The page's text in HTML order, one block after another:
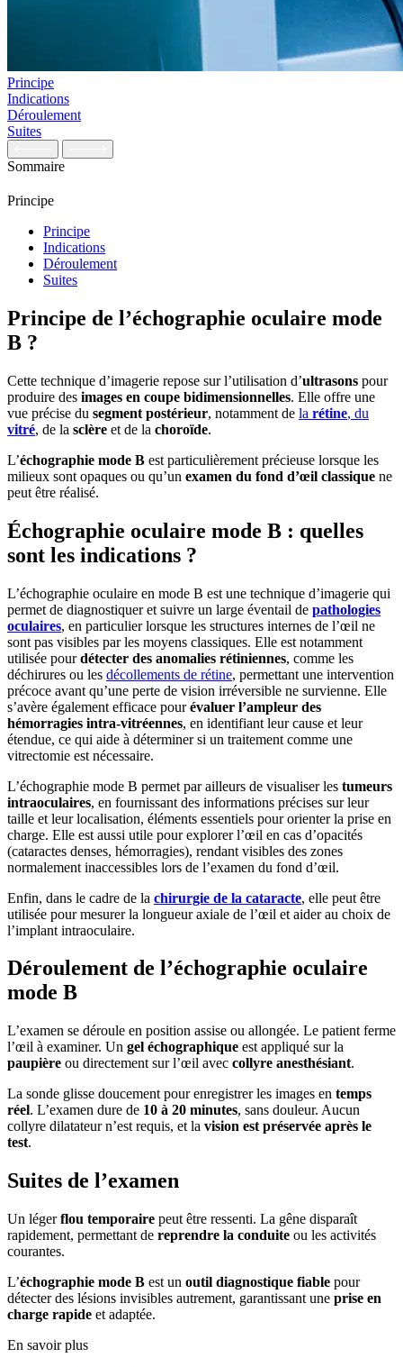
Principe
Indications
Déroulement
Suites
Sommaire
Principe
Principe
Indications
Déroulement
Suites
Principe de l’échographie oculaire mode
B ?
Cette technique d’imagerie repose sur l’utilisation d’ultrasons pour
produire des images en coupe bidimensionnelles. Elle offre une
vue précise du segment postérieur, notamment de la rétine, du
vitré, de la sclère et de la choroïde.
L’échographie mode B est particulièrement précieuse lorsque les
milieux sont opaques ou qu’un examen du fond d’œil classique ne
peut être réalisé.
Échographie oculaire mode B : quelles
sont les indications ?
L’échographie oculaire en mode B est une technique d’imagerie qui
permet de diagnostiquer et suivre un large éventail de pathologies
oculaires, en particulier lorsque les structures internes de l’œil ne
sont pas visibles par les moyens classiques. Elle est notamment
utilisée pourdétecter des anomalies rétiniennes, comme les
déchirures ou les décollements de rétine, permettant une intervention
précoce avant qu’une perte de vision irréversible ne survienne. Elle
s’avère également efficace pourévaluer l’ampleur des
hémorragies intra-vitréennes, en identifiant leur cause et leur
étendue, ce qui aide à déterminer si un traitement comme une
vitrectomie est nécessaire.
L’échographie mode B permet par ailleurs de visualiser les tumeurs
intraoculaires, en fournissant des informations précises sur leur
taille et leur localisation, éléments essentiels pour orienter la prise en
charge. Elle est aussi utile pour explorer l’œil en cas d’opacités
(cataractes denses, hémorragies), rendant visibles des zones
normalement inaccessibles lors de l’examen du fond d’œil.
Enfin, dans le cadre de la chirurgie de la cataracte, elle peut être
utilisée pour mesurer la longueur axiale de l’œil et aider au choix de
l’implant intraoculaire.
Déroulement de l’échographie oculaire
mode B
L’examen se déroule en position assise ou allongée. Le patient ferme
l’œil à examiner. Un gel échographique est appliqué sur la
paupière ou directement sur l’œil avec collyre anesthésiant.
La sonde glisse doucement pour enregistrer les images en temps
réel. L’examen dure de 10 à 20 minutes, sans douleur. Aucun
collyre dilatateur n’est requis, et la vision est préservée après le
test.
Suites de l’examen
Un légerflou temporaire peut être ressenti. La gêne disparaît
rapidement, permettant de reprendre la conduite ou les activités
courantes.
L’échographie mode B est un outil diagnostique fiable pour
détecter des lésions invisibles autrement, garantissant une prise en
charge rapide et adaptée.
En savoir plus